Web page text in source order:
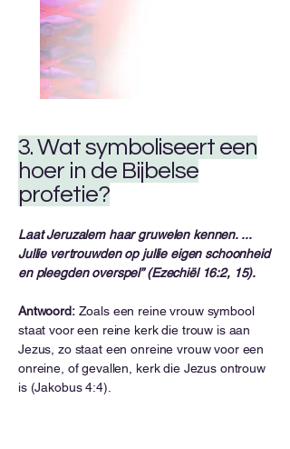
3. Wat symboliseert een
hoer in de Bijbelse
profetie?
Laat Jeruzalem haar gruwelen kennen. ...
Jullie vertrouwden op jullie eigen schoonheid
en pleegden overspel” (Ezechiël 16:2, 15).
Antwoord:Zoals een reine vrouw symbool
staat voor een reine kerk die trouw is aan
Jezus, zo staat een onreine vrouw voor een
onreine, of gevallen, kerk die Jezus ontrouw
is (Jakobus 4:4).